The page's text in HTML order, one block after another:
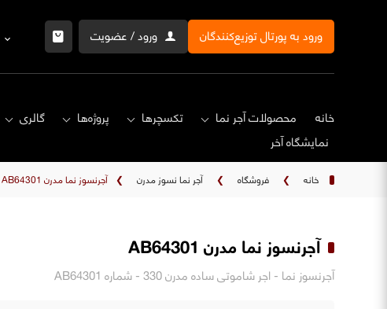
ورود به پورتال توزیع‌کنندگان ورود / عضویت
خانه محصولات آجر نما تکسچرها پروژه‌ها گالری
نمایشگاه‌ آخر
خانه ❯ فروشگاه ❯ آجر نما نسوز مدرن ❯ آجرنسوز نما مدرن AB64301
آجرنسوز نما مدرن AB64301
آجرنسوز نما - اجر شاموتی ساده مدرن 330 - شماره AB64301